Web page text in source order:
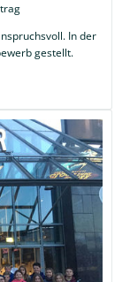
In der
gestellt.